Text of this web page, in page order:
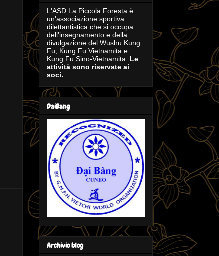
L'ASD La Piccola Foresta è
un'associazione sportiva
dilettantistica che si occupa
dell'insegnamento e della
divulgazione del Wushu Kung
Fu, Kung Fu Vietnamita e
Kung Fu Sino-Vietnamita. Le
attività sono riservate ai
soci.
DaiBang
Archivio blog